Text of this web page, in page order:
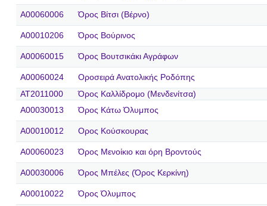
A00060006 Όρος Βίτσι (Βέρνο)
A00010206 Όρος Βούρινος
A00060015 Όρος Βουτσικάκι Αγράφων
A00060024
Οροσειρά Ανατολικής Ροδόπης
AT2011000
Όρος Καλλίδρομο (Μενδενίτσα)
A00030013
Όρος Κάτω Όλυμπος
A00010012 Ορος Κούσκουρας
A00060023 Όρος Μενοίκιο και όρη Βροντούς
A00030006 Όρος Μπέλες (Όρος Κερκίνη)
A00010022 Όρος Όλυμπος